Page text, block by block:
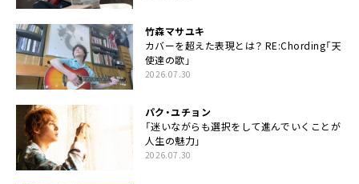
竹森マサユキ
カバーを超えた表現とは？ RE:Chording「天
使達の歌」
2026.07.30
パク・ユチョン
「迷いながらも選択をして進んでいくことが
人生の魅力」
2026.07.30